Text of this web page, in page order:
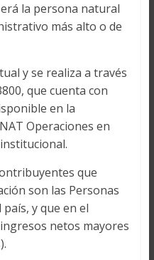
la persona natural
más alto o de
y se realiza a través
que cuenta con
en la
Operaciones en
que
son las Personas
y que en el
netos mayores